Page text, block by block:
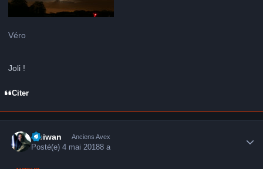
Véro
Joli !
Citer
Obiwan Anciens Avex
Posté(e)4 mai 20188 a